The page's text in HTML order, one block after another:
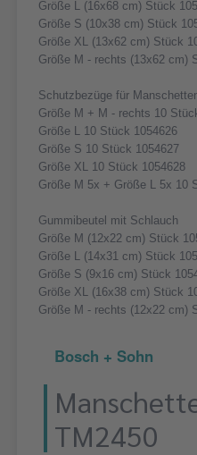
Größe L (16x68 cm) Stück
Größe S (10x38 cm) Stück
Größe XL (13x62 cm) Stück
Größe M - rechts (13x62 cm)
Schutzbezüge für
Größe M + M - rechts 10
Größe L 10 Stück 1054626
Größe S 10 Stück 1054627
Größe XL 10 Stück 1054628
Größe M 5x + Größe L 5x 10
Gummibeutel mit Schlauch
Größe M (12x22 cm) Stück
Größe L (14x31 cm) Stück
Größe S (9x16 cm) Stück
Größe XL (16x38 cm) Stück
Größe M - rechts (12x22 cm)
Bosch + Sohn
TM2450